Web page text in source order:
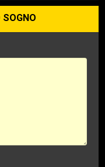
SOGNO